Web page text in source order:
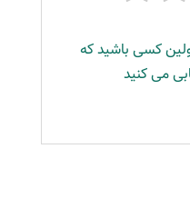
کسی باشید که
می کنید